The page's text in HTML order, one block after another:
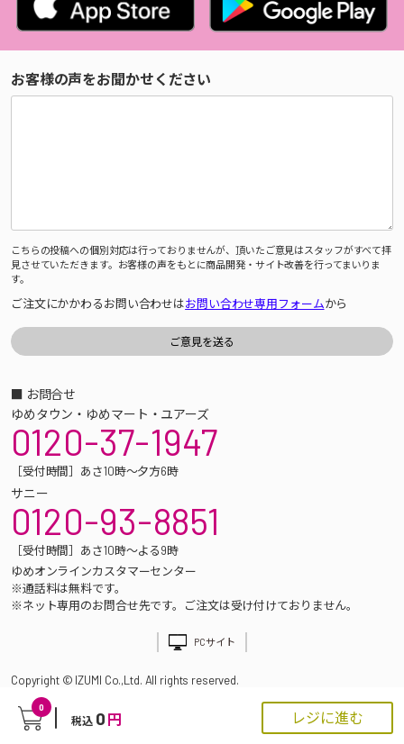
0
税込 0 円 レジに進む
お客様の声をお聞かせください
こちらの投稿への個別対応は行っておりませんが、頂いたご意見はスタッフがすべて拝
見させていただきます。お客様の声をもとに商品開発・サイト改善を行ってまいりま
す。
ご注文にかかわるお問い合わせはお問い合わせ専用フォームから
■ お問合せ
ゆめタウン・ゆめマート・ユアーズ
0120-37-1947
［受付時間］あさ10時～夕方6時
サニー
0120-93-8851
［受付時間］あさ10時～よる9時
ゆめオンラインカスタマーセンター
※通話料は無料です。
※ネット専用のお問合せ先です。ご注文は受け付けておりません。
PCサイト
Copyright © IZUMI Co.,Ltd. All rights reserved.